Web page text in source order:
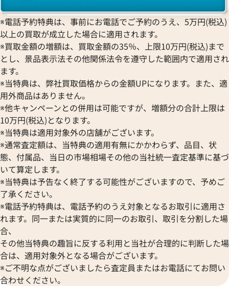
※電話予約特典は、事前にお電話でご予約のうえ、5万円(税込)
以上の買取が成立した場合に適用されます。
※買取金額の増額は、買取金額の35％、上限10万円(税込)まで
とし、景品表示法その他関係法令を遵守した範囲内で適用され
ます。
※当特典は、弊社買取価格からの金額UPになります。また、適
用外商品はありません。
※他キャンペーンとの併用は可能ですが、増額分の合計上限は
10万円(税込)となります。
※当特典は適用対象外の店舗がございます。
※通常査定額は、当特典の適用有無にかかわらず、品目、状
態、付属品、当日の市場相場その他の当社統一査定基準に基づ
いて算定します。
※当特典は予告なく終了する可能性がございますので、予めご
了承ください。
※電話予約特典は、電話予約のうえ対象となるお取引に適用さ
れます。同一または実質的に同一のお取引、取引を分割した場
合、
その他当特典の趣旨に反する利用と当社が合理的に判断した場
合は、適用対象外となる場合がございます。
※ご不明な点がございましたら査定員またはお電話にてお問い
合わせください。